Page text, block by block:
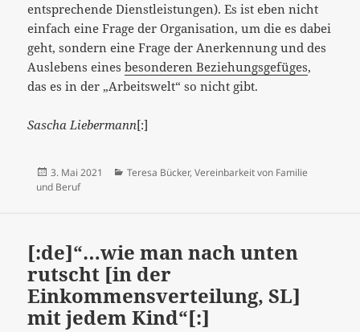
entsprechende Dienstleistungen). Es ist eben nicht
einfach eine Frage der Organisation, um die es dabei
geht, sondern eine Frage der Anerkennung und des
Auslebens einesbesonderen Beziehungsgefüges,
das es in der „Arbeitswelt“ so nicht gibt.
Sascha Liebermann[:]
Veröffentlicht
am
3. Mai 2021 Kategorien
Teresa Bücker, Vereinbarkeit von Familie
und Beruf
[:de]“…wie man nach unten
rutscht [in der
Einkommensverteilung, SL]
mit jedem Kind“[:]